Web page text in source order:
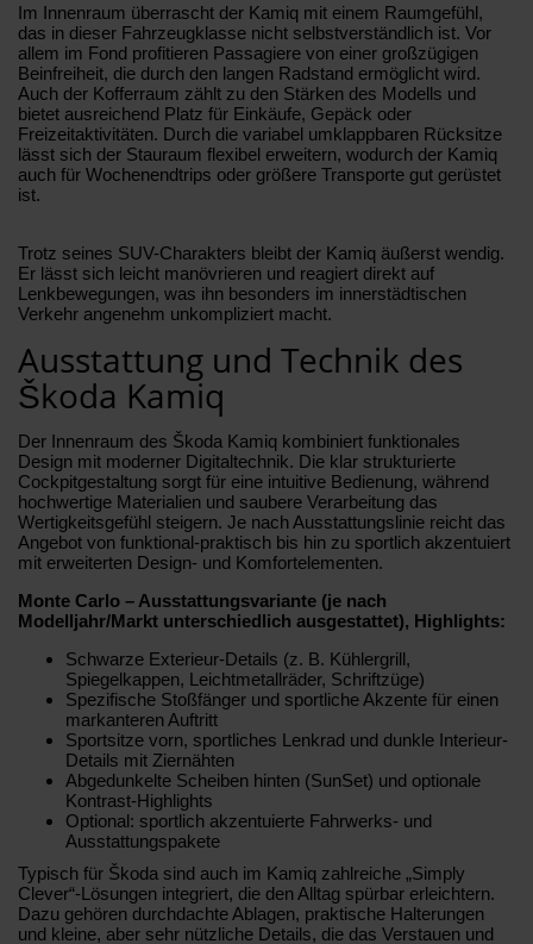
Im Innenraum überrascht der Kamiq mit einem Raumgefühl,
das in dieser Fahrzeugklasse nicht selbstverständlich ist. Vor
allem im Fond profitieren Passagiere von einer großzügigen
Beinfreiheit, die durch den langen Radstand ermöglicht wird.
Auch der Kofferraum zählt zu den Stärken des Modells und
bietet ausreichend Platz für Einkäufe, Gepäck oder
Freizeitaktivitäten. Durch die variabel umklappbaren Rücksitze
lässt sich der Stauraum flexibel erweitern, wodurch der Kamiq
auch für Wochenendtrips oder größere Transporte gut gerüstet
ist.
Trotz seines SUV-Charakters bleibt der Kamiq äußerst wendig.
Er lässt sich leicht manövrieren und reagiert direkt auf
Lenkbewegungen, was ihn besonders im innerstädtischen
Verkehr angenehm unkompliziert macht.
Ausstattung und Technik des
Škoda Kamiq
Der Innenraum des Škoda Kamiq kombiniert funktionales
Design mit moderner Digitaltechnik. Die klar strukturierte
Cockpitgestaltung sorgt für eine intuitive Bedienung, während
hochwertige Materialien und saubere Verarbeitung das
Wertigkeitsgefühl steigern. Je nach Ausstattungslinie reicht das
Angebot von funktional-praktisch bis hin zu sportlich akzentuiert
mit erweiterten Design- und Komfortelementen.
Monte Carlo – Ausstattungsvariante (je nach
Modelljahr/Markt unterschiedlich ausgestattet), Highlights:
Schwarze Exterieur-Details (z. B. Kühlergrill,
Spiegelkappen, Leichtmetallräder, Schriftzüge)
Spezifische Stoßfänger und sportliche Akzente für einen
markanteren Auftritt
Sportsitze vorn, sportliches Lenkrad und dunkle Interieur-
Details mit Ziernähten
Abgedunkelte Scheiben hinten (SunSet) und optionale
Kontrast-Highlights
Optional: sportlich akzentuierte Fahrwerks- und
Ausstattungspakete
Typisch für Škoda sind auch im Kamiq zahlreiche „Simply
Clever“-Lösungen integriert, die den Alltag spürbar erleichtern.
Dazu gehören durchdachte Ablagen, praktische Halterungen
und kleine, aber sehr nützliche Details, die das Verstauen und